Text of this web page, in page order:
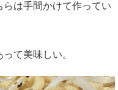
は手間かけて作ってい
て美味しい。